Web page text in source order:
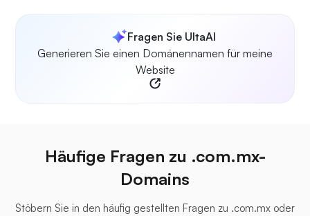
Fragen Sie UltaAI
Generieren Sie einen Domänennamen für meine
Website
Häufige Fragen zu .com.mx-
Domains
Stöbern Sie in den häufig gestellten Fragen zu .com.mx oder